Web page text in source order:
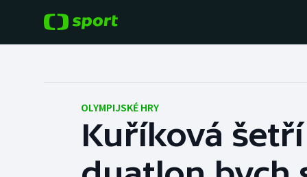
Hokej
Tenis
Baseball a softbal
Basketbal
OLYMPIJSKÉ HRY
Kuříková